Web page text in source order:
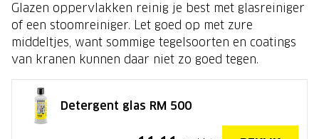
Glazen oppervlakken reinig je best met glasreiniger
of een stoomreiniger. Let goed op met zure
middeltjes, want sommige tegelsoorten en coatings
van kranen kunnen daar niet zo goed tegen.
Detergent glas RM 500